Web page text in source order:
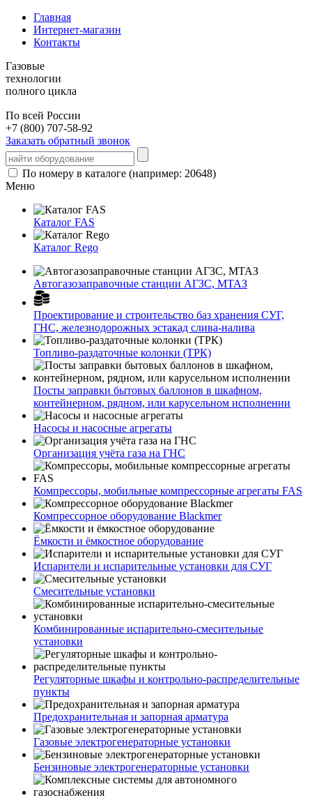
Главная
Интернет-магазин
Контакты
Газовые
технологии
полного цикла
По всей России
+7 (800) 707-58-92
Заказать обратный звонок
По номеру в каталоге (например: 20648)
Меню
Каталог FAS
Каталог Rego
Автогазозаправочные станции АГЗС, МТАЗ
Проектирование и строительство баз хранения СУГ,
ГНС, железнодорожных эстакад слива-налива
Топливо-раздаточные колонки (ТРК)
Посты заправки бытовых баллонов в шкафном,
контейнерном, рядном, или карусельном исполнении
Насосы и насосные агрегаты
Организация учёта газа на ГНС
Компрессоры, мобильные компрессорные агрегаты FAS
Компрессорное оборудование Blackmer
Ёмкости и ёмкостное оборудование
Испарители и испарительные установки для СУГ
Смесительные установки
Комбинированные испарительно-смесительные
установки
Регуляторные шкафы и контрольно-распределительные
пункты
Предохранительная и запорная арматура
Газовые электрогенераторные установки
Бензиновые электрогенераторные установки